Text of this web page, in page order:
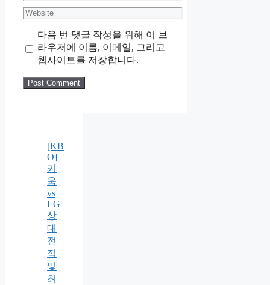
Website
다음 번 댓글 작성을 위해 이 브
라우저에 이름, 이메일, 그리고
웹사이트를 저장합니다.
[KB
O]
키
움
vs
LG
상
대
전
적
및
최